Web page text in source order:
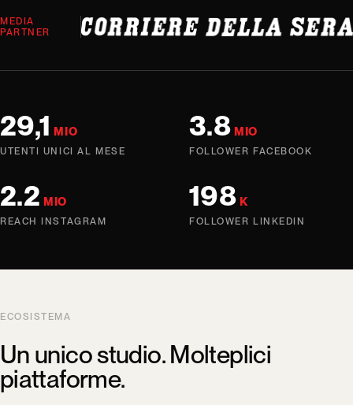
MEDIA
PARTNER
29,1 MIO
UTENTI UNICI AL MESE
3.8 MIO
FOLLOWER FACEBOOK
2.2 MIO
REACH INSTAGRAM
198 K
FOLLOWER LINKEDIN
ECOSISTEMA
Un unico studio. Molteplici
piattaforme.